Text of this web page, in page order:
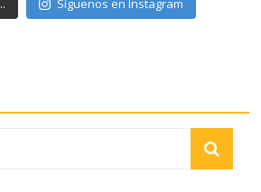
Síguenos en Instagram